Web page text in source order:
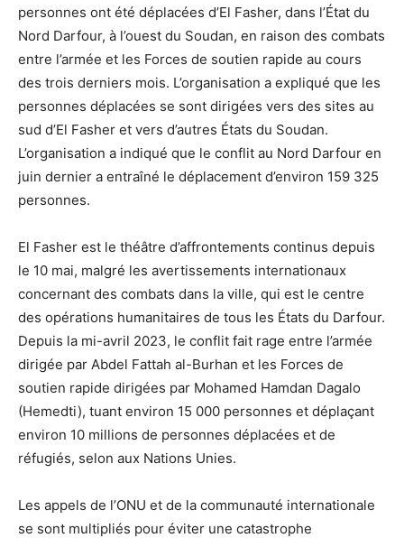
personnes ont été déplacées d’El Fasher, dans l’État du
Nord Darfour, à l’ouest du Soudan, en raison des combats
entre l’armée et les Forces de soutien rapide au cours
des trois derniers mois. L’organisation a expliqué que les
personnes déplacées se sont dirigées vers des sites au
sud d’El Fasher et vers d’autres États du Soudan.
L’organisation a indiqué que le conflit au Nord Darfour en
juin dernier a entraîné le déplacement d’environ 159 325
personnes.
El Fasher est le théâtre d’affrontements continus depuis
le 10 mai, malgré les avertissements internationaux
concernant des combats dans la ville, qui est le centre
des opérations humanitaires de tous les États du Darfour.
Depuis la mi-avril 2023, le conflit fait rage entre l’armée
dirigée par Abdel Fattah al-Burhan et les Forces de
soutien rapide dirigées par Mohamed Hamdan Dagalo
(Hemedti), tuant environ 15 000 personnes et déplaçant
environ 10 millions de personnes déplacées et de
réfugiés, selon aux Nations Unies.
Les appels de l’ONU et de la communauté internationale
se sont multipliés pour éviter une catastrophe